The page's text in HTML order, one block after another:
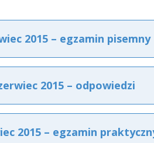
2015 – egzamin pisemny
2015 – odpowiedzi
2015 – egzamin